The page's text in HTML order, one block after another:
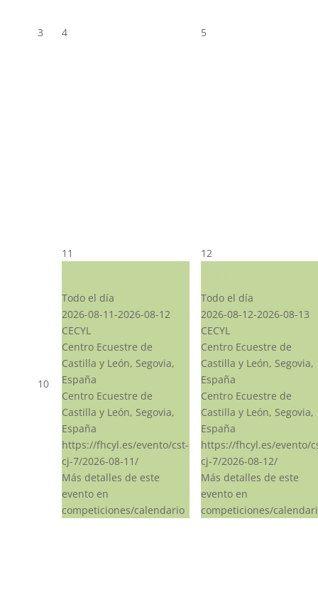
3 4 5
10
11
Todo el día
2026-08-11-2026-08-12
CECYL
Centro Ecuestre de
Castilla y León, Segovia,
España
Centro Ecuestre de
Castilla y León, Segovia,
España
https://fhcyl.es/evento/cst-
cj-7/2026-08-11/
Más detalles de este
evento en
competiciones/calendario
12
Todo el día
2026-08-12-2026-08-13
CECYL
Centro Ecuestre de
Castilla y León, Segovia,
España
Centro Ecuestre de
Castilla y León, Segovia,
España
https://fhcyl.es/evento/
cj-7/2026-08-12/
Más detalles de este
evento en
competiciones/